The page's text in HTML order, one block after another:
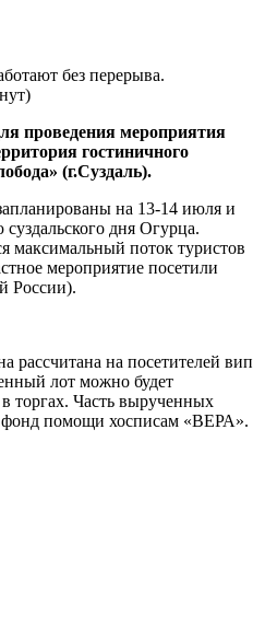
без перерыва.
проведения мероприятия
гостиничного
(г.Суздаль).
на 13-14 июля и
дня Огурца.
максимальный поток туристов
мероприятие посетили
России).
рассчитана на посетителей вип
лот можно будет
торгах. Часть вырученных
фонд помощи хосписам «ВЕРА».